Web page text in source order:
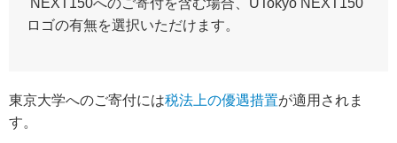
NEXT150へのご寄付を含む場合、UTokyo NEXT150
ロゴの有無を選択いただけます。
東京大学へのご寄付には税法上の優遇措置が適用されま
す。